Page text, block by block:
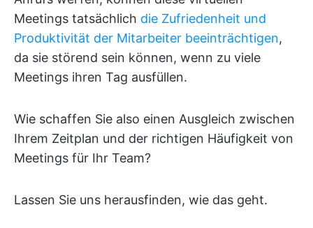
Meetings tatsächlich die Zufriedenheit und
Produktivität der Mitarbeiter beeinträchtigen,
da sie störend sein können, wenn zu viele
Meetings ihren Tag ausfüllen.
Wie schaffen Sie also einen Ausgleich zwischen
Ihrem Zeitplan und der richtigen Häufigkeit von
Meetings für Ihr Team?
Lassen Sie uns herausfinden, wie das geht.